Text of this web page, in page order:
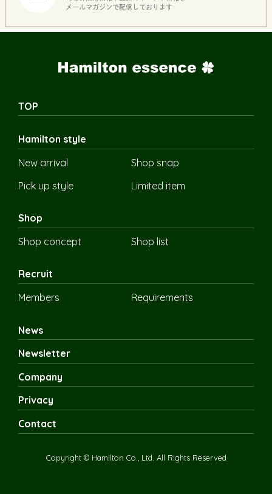
メールマガジンで配信しております
TOP
Hamilton style
New arrival
Shop snap
Pick up style
Limited item
Shop
Shop concept
Shop list
Recruit
Members
Requirements
News
Newsletter
Company
Privacy
Contact
Copyright © Hamilton Co., Ltd. All Rights Reserved